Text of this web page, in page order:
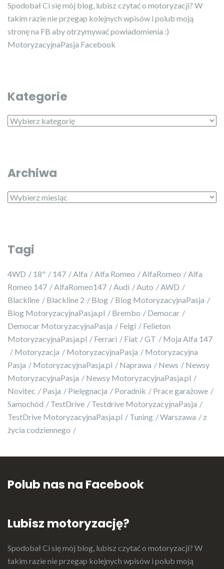
Spodobał Ci się mój blog, lubisz czytać o motoryzacji? W
takim razie nie przegap kolejnych wpisów i polub moją
stronę na FB aby otrzymywać powiadomienia :)
MotoryzacyjnaPasja Facebook
Kategorie
Kategorie
Archiwa
Archiwa
Tagi
4WD 18" 147 Alfa Alfa Romeo AlfaRomeo
Alfa
Romeo 147
AlfaRomeo147 Audi Auto
AWD
Blackline
Blackline 2 Blog
Blog MotoryzacyjnaPasja
Blog MotoryzacyjnaPasja.pl
Brembo
Democar
Democar MotoryzacyjnaPasja
Felgi
Felieton
MotoryzacyjnaPasja.pl
Ferrari Fiat GT
Moja Alfa 147
Motoryzacja
MotoryzacyjnaPasja
Motoryzacyjna
Pasja
MotoryzacyjnaPasja.pl Naprawa News
Newsy
MotoryzacyjnaPasja
Newsy MotoryzacyjnaPasja.pl
Novitec
Pasja Pielęgnacja Poradnik
Prace garażowe
Samochód
TestDrive
Testdrive MotoryzacyjnaPasja
TestDrive MotoryzacyjnaPasja.pl
Tuning Warszawa
z
życia codziennego
Polub nas na Facebook
Lubisz motoryzację?
Spodobał Ci się mój blog, lubisz czytać o motoryzacji? W
takim razie nie przegap kolejnych wpisów i polub moją